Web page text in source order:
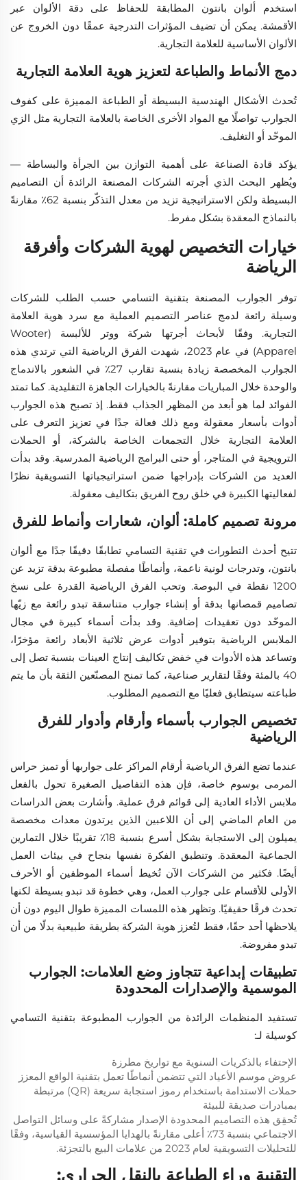
استخدم ألوان بانتون المطابقة للحفاظ على دقة الألوان عبر
الأقمشة. يمكن أن تضيف المؤثرات التدرجية عمقًا دون الخروج عن
الألوان الأساسية للعلامة التجارية.
دمج الأنماط والطباعة لتعزيز هوية العلامة التجارية
تُحدث الأشكال الهندسية البسيطة أو الطباعة المميزة على كفوف
الجوارب تواصلًا مع المواد الأخرى الخاصة بالعلامة التجارية مثل الزي
الموحّد أو التغليف.
يؤكد قادة الصناعة على أهمية التوازن بين الجرأة والبساطة —
ويُظهر البحث الذي أجرته الشركات المصنعة الرائدة أن التصاميم
البسيطة ولكن الاستراتيجية تزيد من معدل التذكّر بنسبة 62٪ مقارنةً
بالنماذج المعقدة بشكل مفرط.
خيارات التخصيص لهوية الشركات وأفرقة
الرياضة
توفر الجوارب المصنعة بتقنية التسامي حسب الطلب للشركات
وسيلة رائعة لدمج عناصر التصميم العملية مع سرد هوية العلامة
التجارية. وفقًا لأبحاث أجرتها شركة ووتر للألبسة (Wooter
Apparel) في عام 2023، شهدت الفرق الرياضية التي ترتدي هذه
الجوارب المخصصة زيادة بنسبة تقارب 27٪ في الشعور بالاندماج
والوحدة خلال المباريات مقارنةً بالخيارات الجاهزة التقليدية. كما تمتد
الفوائد لما هو أبعد من المظهر الجذاب فقط. إذ تصبح هذه الجوارب
أدوات بأسعار معقولة ومع ذلك فعالة جدًا في تعزيز التعرف على
العلامة التجارية خلال التجمعات الخاصة بالشركة، أو الحملات
الترويجية في المتاجر، أو حتى البرامج الرياضية المدرسية. وقد بدأت
العديد من الشركات بإدراجها ضمن استراتيجياتها التسويقية نظرًا
لفعاليتها الكبيرة في خلق روح الفريق بتكاليف معقولة.
مرونة تصميم كاملة: ألوان، شعارات وأنماط للفرق
تتيح أحدث التطورات في تقنية التسامي تطابقًا دقيقًا جدًا مع ألوان
بانتون، وتدرجات لونية ناعمة، وأنماطًا مفصلة مطبوعة بدقة تزيد عن
1200 نقطة في البوصة. وتحب الفرق الرياضية القدرة على نسخ
تصاميم قمصانها بدقة أو إنشاء جوارب متناسقة تبدو رائعة مع زيّها
الموحّد دون تعقيدات إضافية. وقد بدأت أسماء كبيرة في مجال
الملابس الرياضية بتوفير أدوات عرض ثلاثية الأبعاد رائعة مؤخرًا،
وتساعد هذه الأدوات في خفض تكاليف إنتاج العينات بنسبة تصل إلى
40 بالمئة وفقًا لتقارير صناعية، كما تمنح المصنّعين الثقة بأن ما يتم
طباعته سيتطابق فعليًا مع التصميم المطلوب.
تخصيص الجوارب بأسماء وأرقام وأدوار للفرق
الرياضية
عندما تضع الفرق الرياضية أرقام المراكز على جواربها أو تميز حراس
المرمى بوسوم خاصة، فإن هذه التفاصيل الصغيرة تحول بالفعل
ملابس الأداء العادية إلى قوائم فرق عملية. وأشارت بعض الدراسات
من العام الماضي إلى أن اللاعبين الذين يرتدون معدات مخصصة
يميلون إلى الاستجابة بشكل أسرع بنسبة 18٪ تقريبًا خلال التمارين
الجماعية المعقدة. وتنطبق الفكرة نفسها بنجاح في بيئات العمل
أيضًا. فكثير من الشركات الآن تُخيط أسماء الموظفين أو الأحرف
الأولى للأقسام على جوارب العمل، وهي خطوة قد تبدو بسيطة لكنها
تحدث فرقًا حقيقيًا. وتظهر هذه اللمسات المميزة طوال اليوم دون أن
يلاحظها أحد حقًا، فقط لتُعزز هوية الشركة بطريقة طبيعية بدلًا من أن
تبدو مفروضة.
تطبيقات إبداعية تتجاوز وضع العلامات: الجوارب
الموسمية والإصدارات المحدودة
تستفيد المنظمات الرائدة من الجوارب المطبوعة بتقنية التسامي
كوسيلة لـ:
الإحتفاء بالذكريات السنوية مع تواريخ مطرزة
عروض موسم الأعياد التي تتضمن أنماطًا تعمل بتقنية الواقع المعزز
حملات الاستدامة باستخدام رموز استجابة سريعة (QR) مرتبطة
بمبادرات صديقة للبيئة
تُحقِق هذه التصاميم المحدودة الإصدار مشاركةً على وسائل التواصل
الاجتماعي بنسبة 73٪ أعلى مقارنةً بالهدايا المؤسسية القياسية، وفقًا
للتحليلات التسويقية لعام 2023 من علامات البيع بالتجزئة.
التقنية وراء الطباعة بالنقل الحراري: